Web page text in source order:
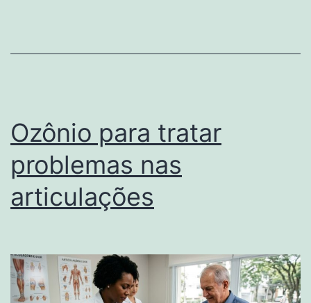
Ozônio para tratar
problemas nas
articulações